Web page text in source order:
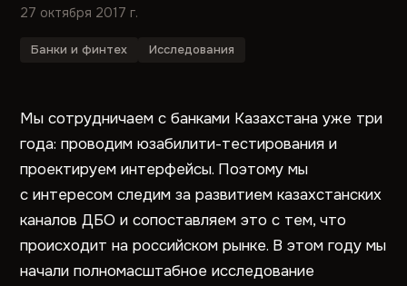
27 октября 2017 г.
Банки и финтех Исследования
Мы сотрудничаем с банками Казахстана уже три
года: проводим юзабилити-тестирования и
проектируем интерфейсы. Поэтому мы
с интересом следим за развитием казахстанских
каналов ДБО и сопоставляем это с тем, что
происходит на российском рынке. В этом году мы
начали полномасштабное исследование